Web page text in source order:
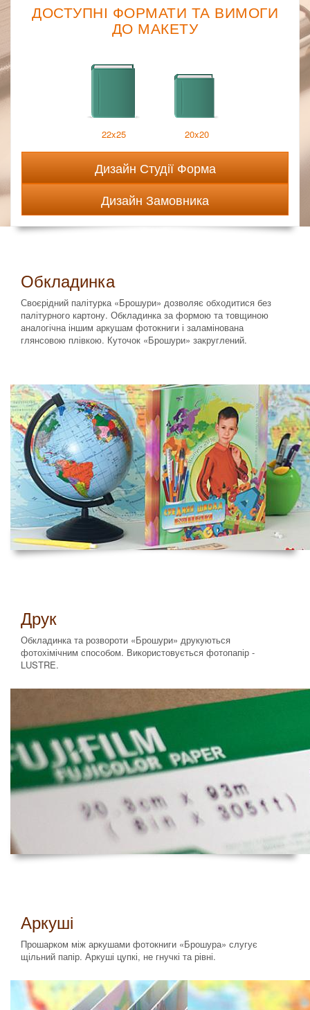
ДОСТУПНІ ФОРМАТИ ТА ВИМОГИ
ДО МАКЕТУ
22x25 20x20
Дизайн Студії Форма
Дизайн Замовника
Обкладинка
Своєрідний палітурка «Брошури» дозволяє обходитися без
палітурного картону. Обкладинка за формою та товщиною
аналогічна іншим аркушам фотокниги і заламінована
глянсовою плівкою. Куточок «Брошури» закруглений.
Друк
Обкладинка та розвороти «Брошури» друкуються
фотохімічним способом. Використовується фотопапір -
LUSTRE.
Аркуші
Прошарком між аркушами фотокниги «Брошура» слугує
щільний папір. Аркуші цупкі, не гнучкі та рівні.